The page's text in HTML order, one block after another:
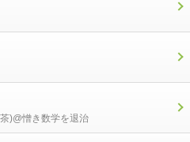
)@憎き数学を退治